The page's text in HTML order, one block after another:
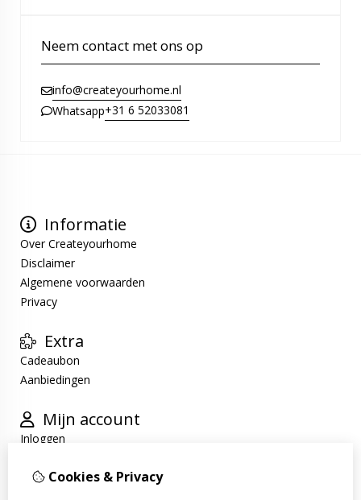
Neem contact met ons op
info@createyourhome.nl
Whatsapp+31 6 52033081
Informatie
Over Createyourhome
Disclaimer
Algemene voorwaarden
Privacy
Extra
Cadeaubon
Aanbiedingen
Mijn account
Inloggen
Verlanglijst
Cookies & Privacy